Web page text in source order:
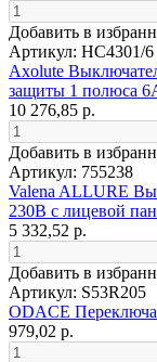
Добавить в
Артикул: HC4301/6
Axolute
защиты 1 полюса
10 276,85 р.
Добавить в
Артикул: 755238
Valena ALLURE
230В с лицевой
5 332,52 р.
Добавить в
Артикул: S53R205
ODACE
979,02 р.